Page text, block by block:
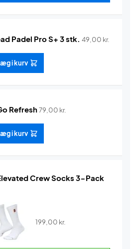
Padel Pro S+ 3 stk. 49,00 kr.
i kurv
Refresh79,00 kr.
i kurv
Crew Socks 3-Pack
199,00 kr.